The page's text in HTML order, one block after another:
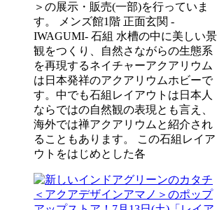
＞の展示・販売(一部)を行っていま
す。 メンズ館1階 正面玄関 -
IWAGUMI- 石組 水槽の中に美しい景
観をつくり、自然さながらの生態系
を再現するネイチャーアクアリウム
は日本発祥のアクアリウムホビーで
す。中でも石組レイアウトは日本人
ならではの自然観の表現とも言え、
海外では禅アクアリウムと紹介され
ることもあります。 この石組レイア
ウトをはじめとした各